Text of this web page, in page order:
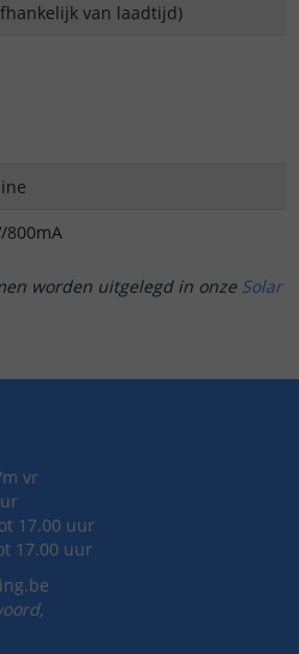
van laadtijd)
800mA
worden uitgelegd in onze Solar
vr
17.00 uur
17.00 uur